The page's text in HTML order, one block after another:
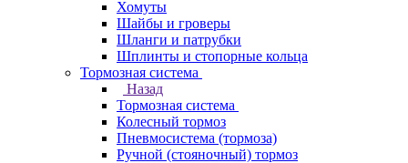
Хомуты
Шайбы и гроверы
Шланги и патрубки
Шплинты и стопорные кольца
Тормозная система
Назад
Тормозная система
Колесный тормоз
Пневмосиcтема (тормоза)
Ручной (стояночный) тормоз